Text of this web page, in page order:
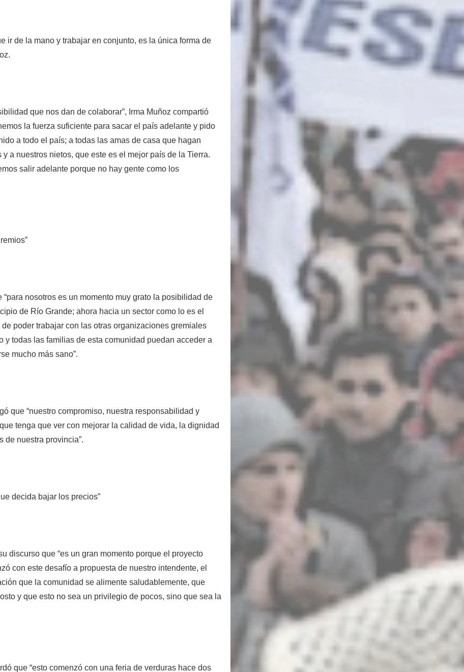
ir de la mano y trabajar en conjunto, es la única forma de
que nos dan de colaborar”, Irma Muñoz compartió
la fuerza suficiente para sacar el país adelante y pido
a todo el país; a todas las amas de casa que hagan
a nuestros nietos, que este es el mejor país de la Tierra.
salir adelante porque no hay gente como los
nosotros es un momento muy grato la posibilidad de
de Río Grande; ahora hacia un sector como lo es el
poder trabajar con las otras organizaciones gremiales
y todas las familias de esta comunidad puedan acceder a
mucho más sano”.
que “nuestro compromiso, nuestra responsabilidad y
tenga que ver con mejorar la calidad de vida, la dignidad
de nuestra provincia”.
decida bajar los precios”
discurso que “es un gran momento porque el proyecto
con este desafío a propuesta de nuestro intendente, el
que la comunidad se alimente saludablemente, que
y que esto no sea un privilegio de pocos, sino que sea la
que “esto comenzó con una feria de verduras hace dos